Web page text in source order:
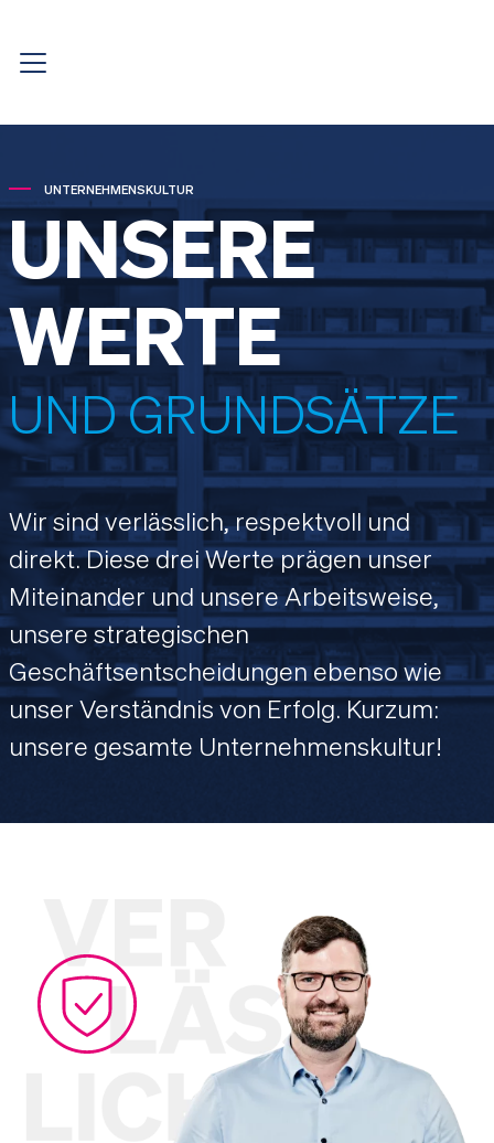
UNTERNEHMENSKULTUR
UNSERE
WERTE
UND GRUNDSÄTZE
Wir sind verlässlich, respektvoll und
direkt. Diese drei Werte prägen unser
Miteinander und unsere Arbeitsweise,
unsere strategischen
Geschäftsentscheidungen ebenso wie
unser Verständnis von Erfolg. Kurzum:
unsere gesamte Unternehmenskultur!